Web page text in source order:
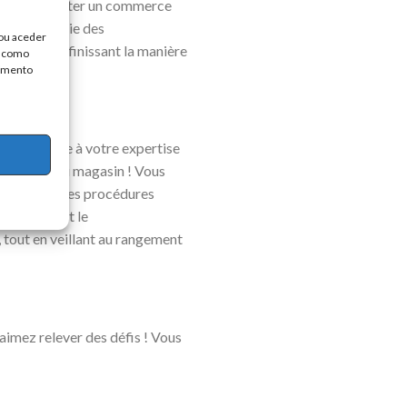
aceder
: réinventer un commerce
de vie des
définissant la manière
Grâce à votre expertise
du magasin ! Vous
respect des procédures
et le
en veillant au rangement
relever des défis ! Vous